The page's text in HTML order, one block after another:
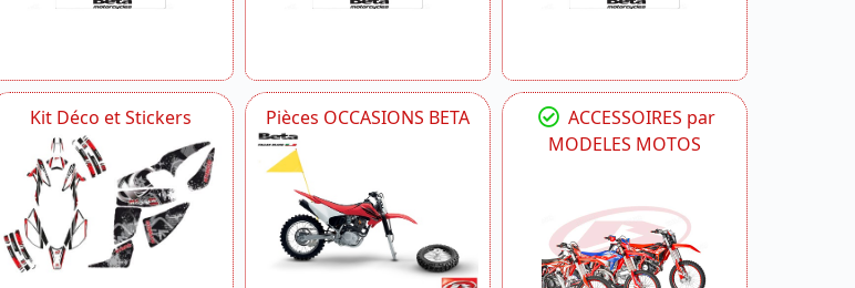
Kit Déco et Stickers Pièces OCCASIONS BETA
ACCESSOIRES par
MODELES MOTOS